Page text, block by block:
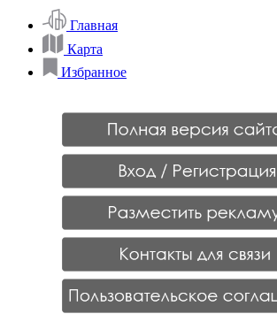
Главная
Карта
Избранное